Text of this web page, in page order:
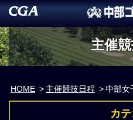
主催
HOME 主催競技日程 中部女
カテ